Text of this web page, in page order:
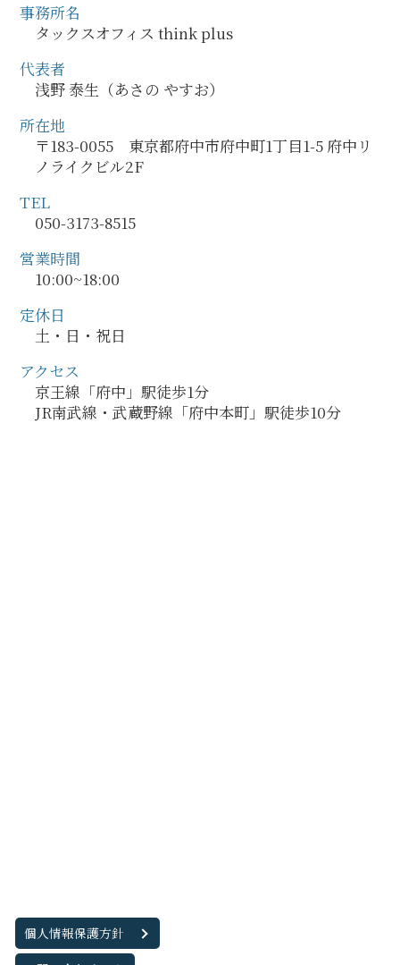
事務所名
タックスオフィス think plus
代表者
浅野 泰生（あさの やすお）
所在地
〒183-0055 東京都府中市府中町1丁目1-5 府中リ
ノライクビル2F
TEL
050-3173-8515
営業時間
10:00~18:00
定休日
土・日・祝日
アクセス
京王線「府中」駅徒歩1分
JR南武線・武蔵野線「府中本町」駅徒歩10分
個人情報保護方針